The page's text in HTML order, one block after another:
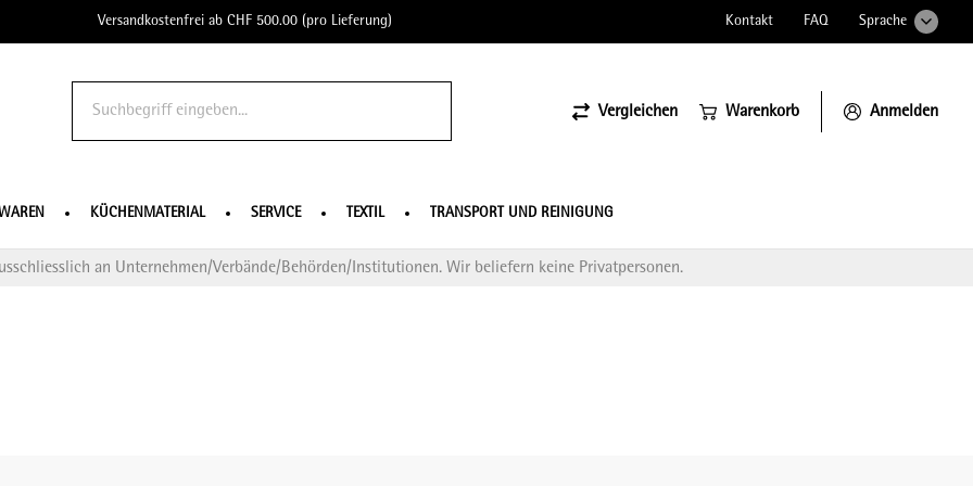
Versandkostenfrei ab CHF 500.00 (pro Lieferung) Kontakt FAQ Sprache
Vergleichen Warenkorb Anmelden
KÜCHENMATERIAL SERVICE TEXTIL TRANSPORT UND REINIGUNG
an Unternehmen/Verbände/Behörden/Institutionen. Wir beliefern keine Privatpersonen.